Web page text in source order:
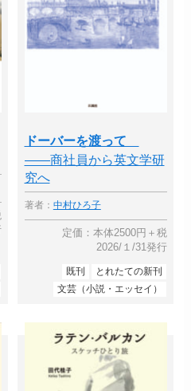
ドーバーを渡って
――商社員から英文学研
究へ
著者： 中村ひろ子
定価：本体2500円＋税
2026/１/31発行
既刊
とれたての新刊
文芸（小説・エッセイ）